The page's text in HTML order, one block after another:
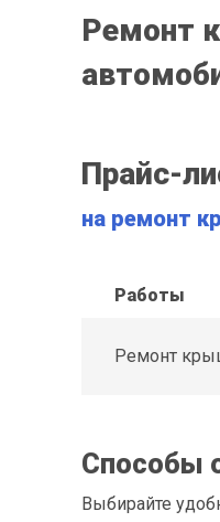
Ремонт
Прайс-
на ремонт
Работы
Ремонт
Способы
Выбирайте